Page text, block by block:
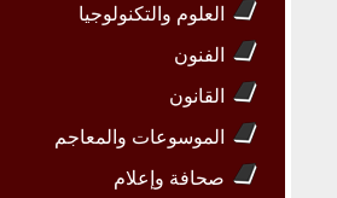
العلوم والتكنولوجيا
الفنون
القانون
الموسوعات والمعاجم
صحافة وإعلام